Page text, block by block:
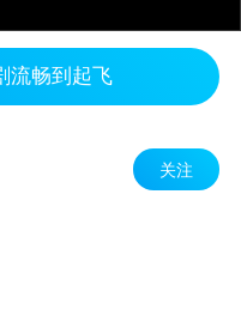
流畅到起飞
关注